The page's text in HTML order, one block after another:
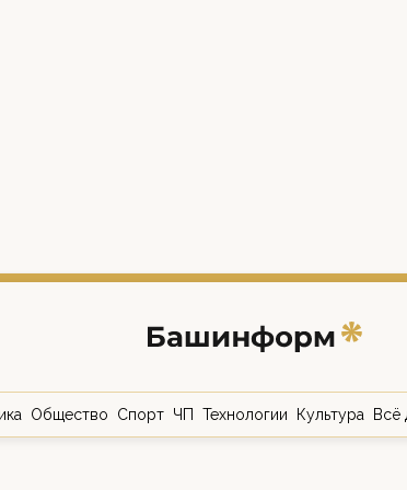
Общество Спорт ЧП Технологии Культура Всё